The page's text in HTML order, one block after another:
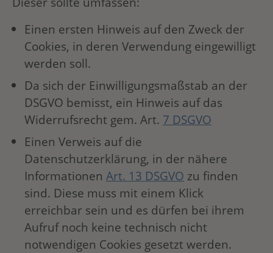
Einen ersten Hinweis auf den Zweck der
Cookies, in deren Verwendung eingewilligt
werden soll.
Da sich der Einwilligungsmaßstab an der
DSGVO bemisst, ein Hinweis auf das
Widerrufsrecht gem. Art. 7 DSGVO
Einen Verweis auf die
Datenschutzerklärung, in der nähere
Informationen Art. 13 DSGVO zu finden
sind. Diese muss mit einem Klick
erreichbar sein und es dürfen bei ihrem
Aufruf noch keine technisch nicht
notwendigen Cookies gesetzt werden.